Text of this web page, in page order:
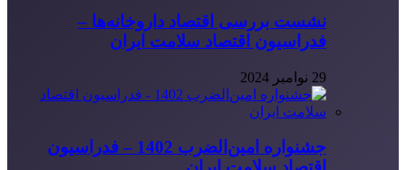
نشست بررسی اقتصاد داروخانه‌ها –
فدراسیون اقتصاد سلامت ایران
29 نوامبر 2024
جشنواره امین‌الضرب 1402 – فدراسیون